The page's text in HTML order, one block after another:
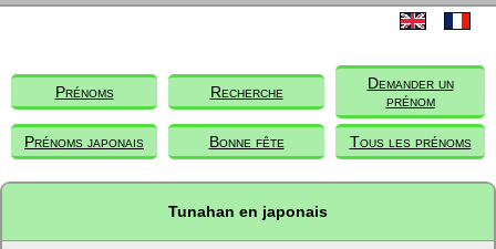
Prénoms Recherche
Demander un
prénom
Prénoms japonais Bonne fête Tous les prénoms
Tunahan en japonais